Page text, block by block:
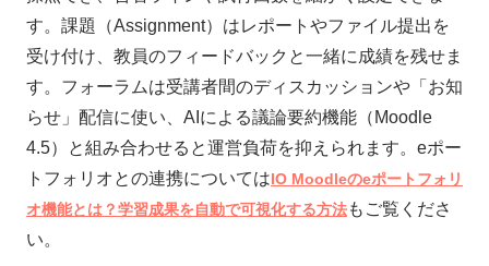
す。課題（Assignment）はレポートやファイル提出を
受け付け、教員のフィードバックと一緒に成績を残せま
す。フォーラムは受講者間のディスカッションや「お知
らせ」配信に使い、AIによる議論要約機能（Moodle
4.5）と組み合わせると運営負荷を抑えられます。eポー
トフォリオとの連携についてはIO Moodleのeポートフォリ
オ機能とは？学習成果を自動で可視化する方法もご覧くださ
い。